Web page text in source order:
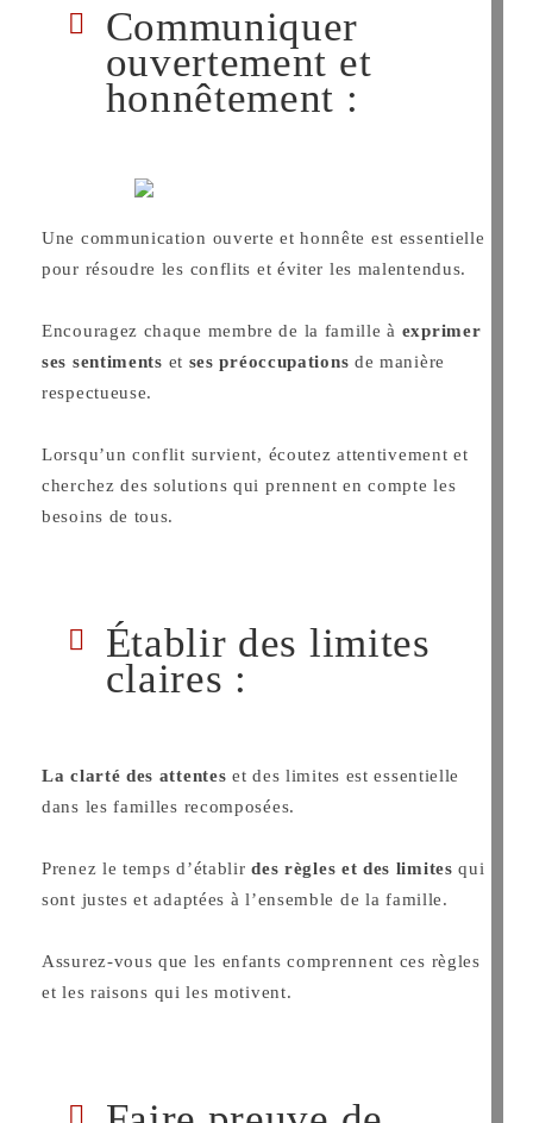
Communiquer
ouvertement et
honnêtement :
Une communication ouverte et honnête est essentielle
pour résoudre les conflits et éviter les malentendus.
Encouragez chaque membre de la famille à exprimer
ses sentiments et ses préoccupations de manière
respectueuse.
Lorsqu’un conflit survient, écoutez attentivement et
cherchez des solutions qui prennent en compte les
besoins de tous.
Établir des limites
claires :
La clarté des attentes et des limites est essentielle
dans les familles recomposées.
Prenez le temps d’établir des règles et des limites qui
sont justes et adaptées à l’ensemble de la famille.
Assurez-vous que les enfants comprennent ces règles
et les raisons qui les motivent.